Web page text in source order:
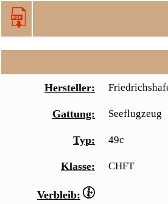
Hersteller:
Gattung: Seeflugzeug
Typ: 49c
Klasse: CHFT
Verbleib: